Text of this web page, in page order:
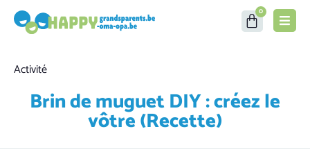
0
Brin de muguet DIY : créez le
vôtre (Recette)
Category
Activité